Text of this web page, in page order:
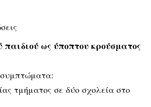
ως ύποπτου κρούσματος